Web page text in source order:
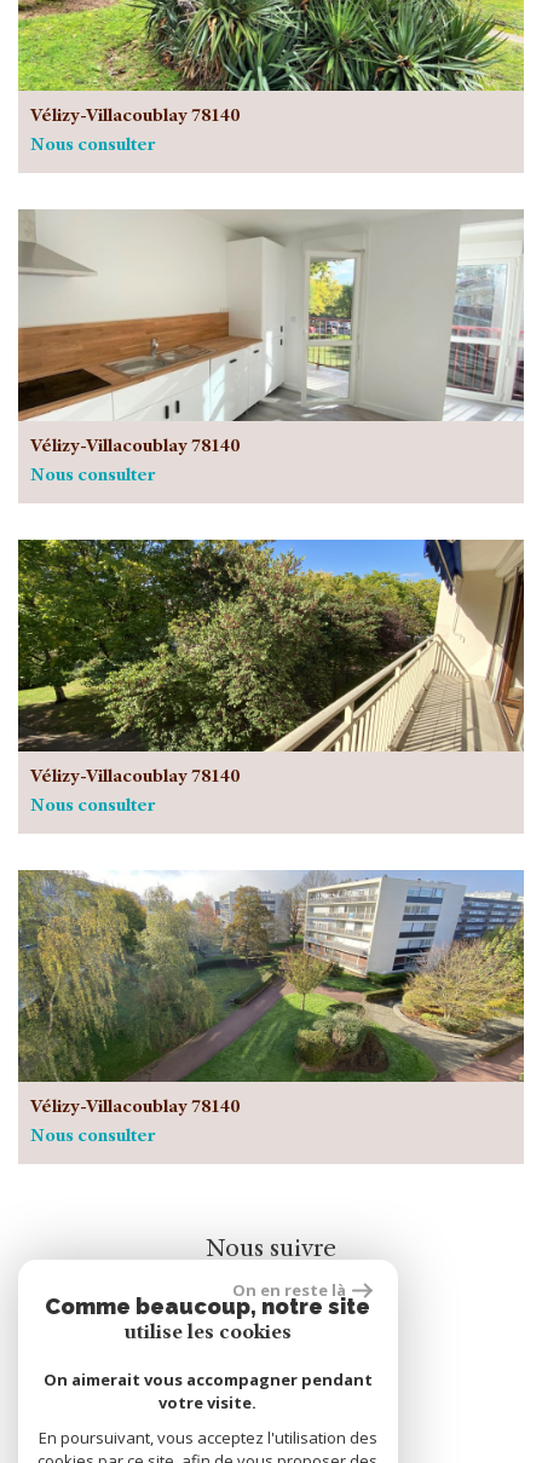
Vélizy-Villacoublay 78140
Nous consulter
Vélizy-Villacoublay 78140
Nous consulter
Vélizy-Villacoublay 78140
Nous consulter
Vélizy-Villacoublay 78140
Nous consulter
Nous suivre
rèalisé par
On en reste là
Comme beaucoup, notre site
utilise les cookies
On aimerait vous accompagner pendant
votre visite.
En poursuivant, vous acceptez l'utilisation des